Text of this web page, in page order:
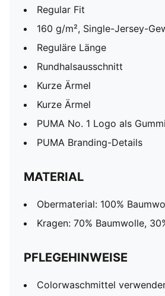
Regular Fit
160 g/m², Single-Jersey-
Reguläre Länge
Rundhalsausschnitt
Kurze Ärmel
Kurze Ärmel
PUMA No. 1 Logo als
PUMA Branding-Details
MATERIAL
Obermaterial: 100%
Kragen: 70% Baumwolle,
PFLEGEHINWEISE
Colorwaschmittel